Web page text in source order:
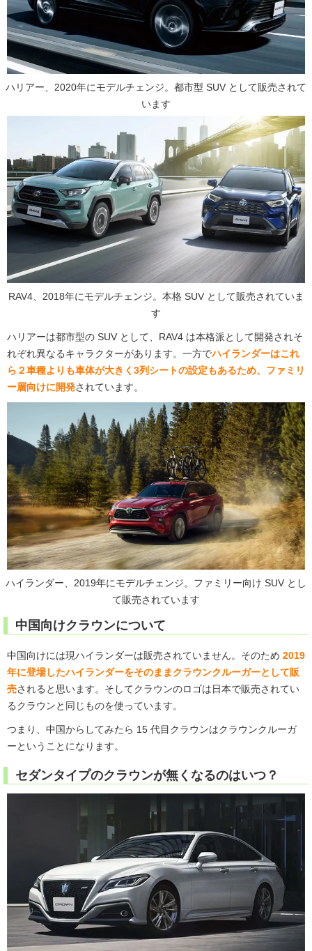
ハリアー、2020年にモデルチェンジ。都市型 SUV として販売されて
います
RAV4、2018年にモデルチェンジ。本格 SUV として販売されていま
す
ハリアーは都市型の SUV として、RAV4 は本格派として開発されそ
れぞれ異なるキャラクターがあります。一方でハイランダーはこれ
ら２車種よりも車体が大きく3列シートの設定もあるため、ファミリ
ー層向けに開発されています。
ハイランダー、2019年にモデルチェンジ。ファミリー向け SUV とし
て販売されています
中国向けクラウンについて
中国向けには現ハイランダーは販売されていません。そのため 2019
年に登場したハイランダーをそのままクラウンクルーガーとして販
売されると思います。そしてクラウンのロゴは日本で販売されてい
るクラウンと同じものを使っています。
つまり、中国からしてみたら 15 代目クラウンはクラウンクルーガ
ーということになります。
セダンタイプのクラウンが無くなるのはいつ？